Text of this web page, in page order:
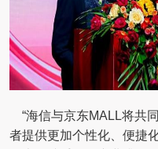
“海信与京东MALL将共
者提供更加个性化、便捷